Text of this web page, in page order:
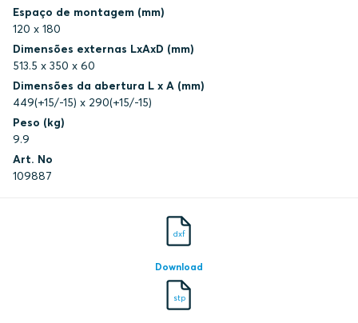
Espaço de montagem (mm)
120 x 180
Dimensões externas LxAxD (mm)
513.5 x 350 x 60
Dimensões da abertura L x A (mm)
449(+15/-15) x 290(+15/-15)
Peso (kg)
9.9
Art. No
109887
dxf
Download
stp